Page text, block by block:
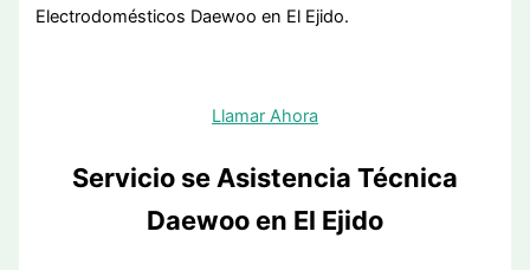
Electrodomésticos Daewoo en El Ejido.
Llamar Ahora
Servicio se Asistencia Técnica
Daewoo en El Ejido